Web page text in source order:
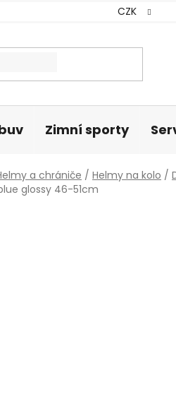
CZK
Zimní sporty
a chrániče / Helmy na kolo /
glossy 46-51cm